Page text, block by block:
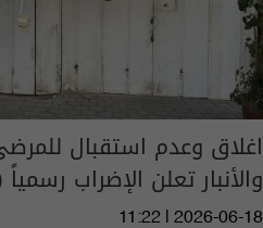
اغلاق وعدم استقبال
والأنبار تعلن الإضراب
11:22 | 2026-06-18